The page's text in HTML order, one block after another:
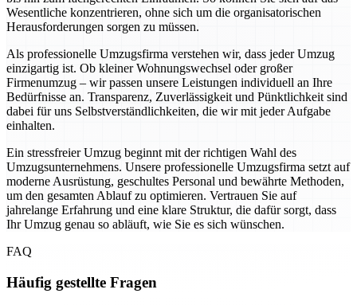
Wesentliche konzentrieren, ohne sich um die organisatorischen
Herausforderungen sorgen zu müssen.
Als professionelle Umzugsfirma verstehen wir, dass jeder Umzug
einzigartig ist. Ob kleiner Wohnungswechsel oder großer
Firmenumzug – wir passen unsere Leistungen individuell an Ihre
Bedürfnisse an. Transparenz, Zuverlässigkeit und Pünktlichkeit sind
dabei für uns Selbstverständlichkeiten, die wir mit jeder Aufgabe
einhalten.
Ein stressfreier Umzug beginnt mit der richtigen Wahl des
Umzugsunternehmens. Unsere professionelle Umzugsfirma setzt auf
moderne Ausrüstung, geschultes Personal und bewährte Methoden,
um den gesamten Ablauf zu optimieren. Vertrauen Sie auf
jahrelange Erfahrung und eine klare Struktur, die dafür sorgt, dass
Ihr Umzug genau so abläuft, wie Sie es sich wünschen.
FAQ
Häufig gestellte Fragen